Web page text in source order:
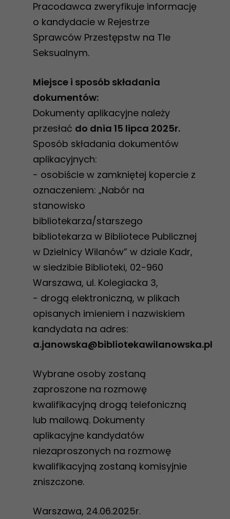
Pracodawca zweryfikuje informację
o kandydacie w Rejestrze
Sprawców Przestępstw na Tle
Seksualnym.
Miejsce i sposób składania
dokumentów:
Dokumenty aplikacyjne należy
przesłać do dnia 15 lipca 2025r.
Sposób składania dokumentów
aplikacyjnych:
- osobiście w zamkniętej kopercie z
oznaczeniem: „Nabór na
stanowisko
bibliotekarza/starszego
bibliotekarza w Bibliotece Publicznej
w Dzielnicy Wilanów” w dziale Kadr,
w siedzibie Biblioteki, 02-960
Warszawa, ul. Kolegiacka 3,
- drogą elektroniczną, w plikach
opisanych imieniem i nazwiskiem
kandydata na adres:
a.janowska@bibliotekawilanowska.pl
Wybrane osoby zostaną
zaproszone na rozmowę
kwalifikacyjną drogą telefoniczną
lub mailową. Dokumenty
aplikacyjne kandydatów
niezaproszonych na rozmowę
kwalifikacyjną zostaną komisyjnie
zniszczone.
Warszawa, 24.06.2025r.
Konieczne
Te pliki cookie
nie są
opcjonalne. Są
do
funkcjonowania